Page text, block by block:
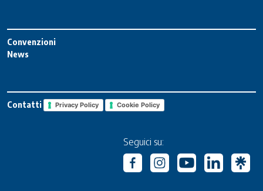
Convenzioni
News
Contatti Privacy Policy Cookie Policy
Seguici su: